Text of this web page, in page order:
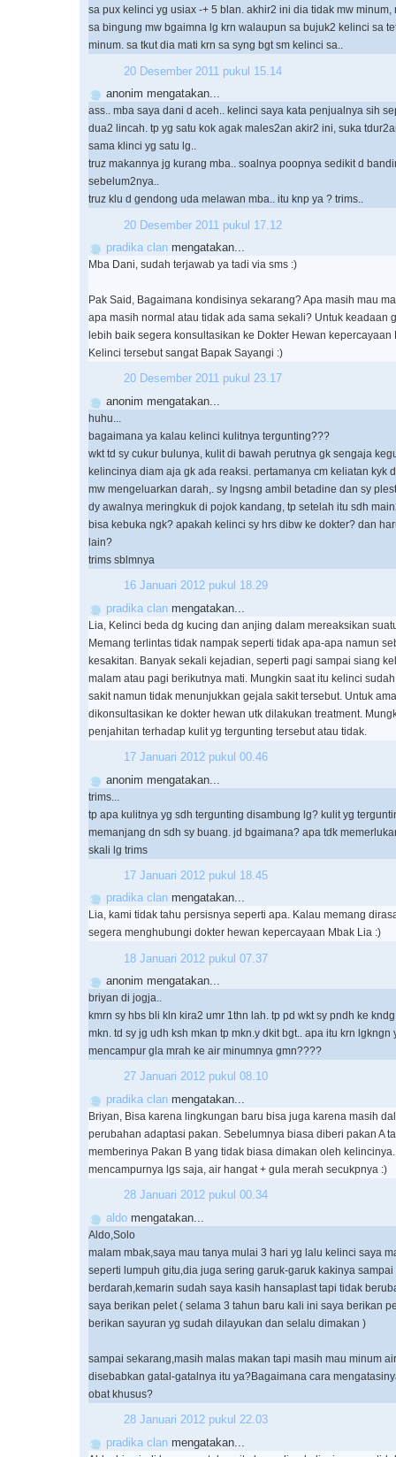
sa pux kelinci yg usiax -+ 5 blan. akhir2 ini dia tidak mw minum,
sa bingung mw bgaimna lg krn walaupun sa bujuk2 kelinci sa
minum. sa tkut dia mati krn sa syng bgt sm kelinci sa..
20 Desember 2011 pukul 15.14
anonim mengatakan...
ass.. mba saya dani d aceh.. kelinci saya kata penjualnya sih
dua2 lincah. tp yg satu kok agak males2an akir2 ini, suka
sama klinci yg satu lg..
truz makannya jg kurang mba.. soalnya poopnya sedikit d
sebelum2nya..
truz klu d gendong uda melawan mba.. itu knp ya ? trims..
20 Desember 2011 pukul 17.12
pradika clan mengatakan...
Mba Dani, sudah terjawab ya tadi via sms :)
Pak Said, Bagaimana kondisinya sekarang? Apa masih mau
apa masih normal atau tidak ada sama sekali? Untuk keadaan
lebih baik segera konsultasikan ke Dokter Hewan kepercayaan
Kelinci tersebut sangat Bapak Sayangi :)
20 Desember 2011 pukul 23.17
anonim mengatakan...
huhu...
bagaimana ya kalau kelinci kulitnya tergunting???
wkt td sy cukur bulunya, kulit di bawah perutnya gk sengaja
kelincinya diam aja gk ada reaksi. pertamanya cm keliatan kyk
mw mengeluarkan darah,. sy lngsng ambil betadine dan sy
dy awalnya meringkuk di pojok kandang, tp setelah itu sdh
bisa kebuka ngk? apakah kelinci sy hrs dibw ke dokter? dan
lain?
trims sblmnya
16 Januari 2012 pukul 18.29
pradika clan mengatakan...
Lia, Kelinci beda dg kucing dan anjing dalam mereaksikan
Memang terlintas tidak nampak seperti tidak apa-apa namun
kesakitan. Banyak sekali kejadian, seperti pagi sampai siang
malam atau pagi berikutnya mati. Mungkin saat itu kelinci
sakit namun tidak menunjukkan gejala sakit tersebut. Untuk
dikonsultasikan ke dokter hewan utk dilakukan treatment.
penjahitan terhadap kulit yg tergunting tersebut atau tidak.
17 Januari 2012 pukul 00.46
anonim mengatakan...
trims...
tp apa kulitnya yg sdh tergunting disambung lg? kulit yg
memanjang dn sdh sy buang. jd bgaimana? apa tdk
skali lg trims
17 Januari 2012 pukul 18.45
pradika clan mengatakan...
Lia, kami tidak tahu persisnya seperti apa. Kalau memang
segera menghubungi dokter hewan kepercayaan Mbak Lia :)
18 Januari 2012 pukul 07.37
anonim mengatakan...
briyan di jogja..
kmrn sy hbs bli kln kira2 umr 1thn lah. tp pd wkt sy pndh ke
mkn. td sy jg udh ksh mkan tp mkn.y dkit bgt.. apa itu krn lgkngn
mencampur gla mrah ke air minumnya gmn????
27 Januari 2012 pukul 08.10
pradika clan mengatakan...
Briyan, Bisa karena lingkungan baru bisa juga karena masih
perubahan adaptasi pakan. Sebelumnya biasa diberi pakan A
memberinya Pakan B yang tidak biasa dimakan oleh
mencampurnya lgs saja, air hangat + gula merah secukpnya :)
28 Januari 2012 pukul 00.34
aldo mengatakan...
Aldo,Solo
malam mbak,saya mau tanya mulai 3 hari yg lalu kelinci saya
seperti lumpuh gitu,dia juga sering garuk-garuk kakinya sampai
berdarah,kemarin sudah saya kasih hansaplast tapi tidak
saya berikan pelet ( selama 3 tahun baru kali ini saya berikan
berikan sayuran yg sudah dilayukan dan selalu dimakan )
sampai sekarang,masih malas makan tapi masih mau minum
disebabkan gatal-gatalnya itu ya?Bagaimana cara
obat khusus?
28 Januari 2012 pukul 22.03
pradika clan mengatakan...